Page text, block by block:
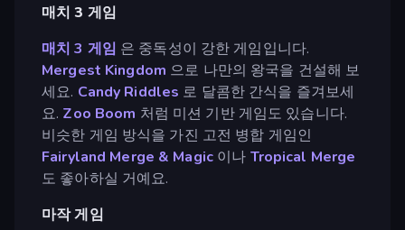
매치 3 게임
매치 3 게임 은 중독성이 강한 게임입니다.
Mergest Kingdom 으로 나만의 왕국을 건설해 보
세요. Candy Riddles 로 달콤한 간식을 즐겨보세
요. Zoo Boom 처럼 미션 기반 게임도 있습니다.
비슷한 게임 방식을 가진 고전 병합 게임인
Fairyland Merge & Magic 이나 Tropical Merge
도 좋아하실 거예요.
마작 게임